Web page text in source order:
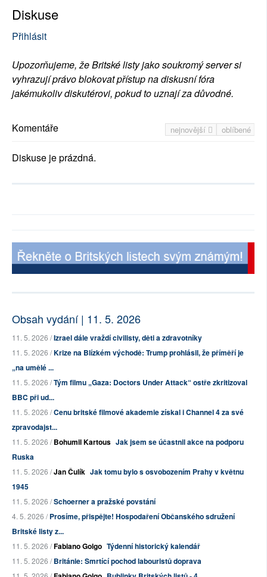
Diskuse
Přihlásit
Upozorňujeme, že Britské listy jako soukromý server si
vyhrazují právo blokovat přístup na diskusní fóra
jakémukoliv diskutérovi, pokud to uznají za důvodné.
nejnovější oblíbené
Komentáře
Diskuse je prázdná.
Obsah vydání | 11. 5. 2026
11. 5. 2026 /Izrael dále vraždí civilisty, děti a zdravotníky
11. 5. 2026 /Krize na Blízkém východě: Trump prohlásil, že příměří je
„na umělé ...
11. 5. 2026 /Tým filmu „Gaza: Doctors Under Attack“ ostře zkritizoval
BBC při ud...
11. 5. 2026 /Cenu britské filmové akademie získal i Channel 4 za své
zpravodajst...
11. 5. 2026 /Bohumil Kartous Jak jsem se účastnil akce na podporu
Ruska
11. 5. 2026 /Jan Čulík Jak tomu bylo s osvobozením Prahy v květnu
1945
11. 5. 2026 /Schoerner a pražské povstání
4. 5. 2026 /Prosíme, přispějte! Hospodaření Občanského sdružení
Britské listy z...
11. 5. 2026 /Fabiano Golgo Týdenní historický kalendář
11. 5. 2026 /Británie: Smrtící pochod labouristů doprava